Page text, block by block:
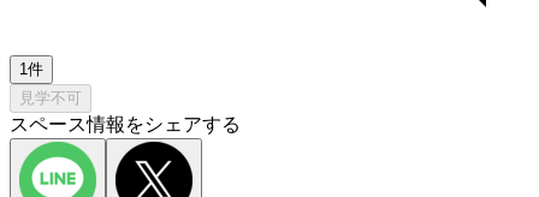
1件
見学不可
スペース情報をシェアする